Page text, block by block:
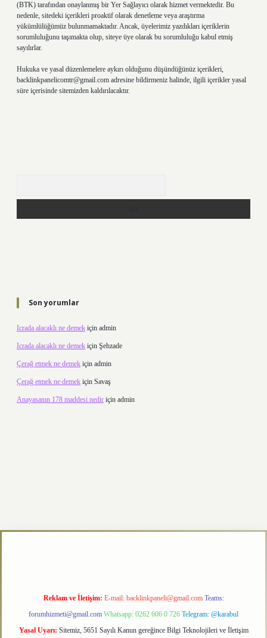
(BTK) tarafından onaylanmış bir Yer Sağlayıcı olarak hizmet vermektedir. Bu
nedenle, sitedeki içerikleri proaktif olarak denetleme veya araştırma
yükümlülüğümüz bulunmamaktadır. Ancak, üyelerimiz yazdıkları içeriklerin
sorumluluğunu taşımakta olup, siteye üye olarak bu sorumluluğu kabul etmiş
sayılırlar.
Hukuka ve yasal düzenlemelere aykırı olduğunu düşündüğünüz içerikleri,
backlinkpanelicomtr@gmail.com adresine bildirmeniz halinde, ilgili içerikler yasal
süre içerisinde sitemizden kaldırılacaktır.
Son yorumlar
Icrada alacaklı ne demek için admin
Icrada alacaklı ne demek için Şehzade
Çerağ etmek ne demek için admin
Çerağ etmek ne demek için Savaş
Anayasanın 178 maddesi nedir için admin
Reklam ve İletişim: E-mail: backlinkpaneli@gmail.com Teams:
forumhizmeti@gmail.com Whatsapp: 0262 606 0 726 Telegram: @karabul
Yasal Uyarı: Sitemiz, 5651 Sayılı Kanun gereğince Bilgi Teknolojileri ve İletişim